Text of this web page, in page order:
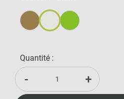
Quantité :
- +